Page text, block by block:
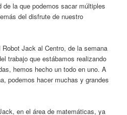
la que podemos sacar múltiples
del disfrute de nuestro
Jack al Centro, de la semana
trabajo que estábamos realizando
hemos hecho un todo en uno. A
podemos hacer muchas y grandes
en el área de matemáticas, ya